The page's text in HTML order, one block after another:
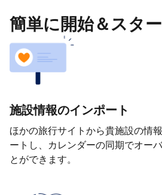
簡単に開始＆スタ
施設情報のインポート
ほかの旅行サイトから貴施設の情
ートし、カレンダーの同期でオー
とができます。